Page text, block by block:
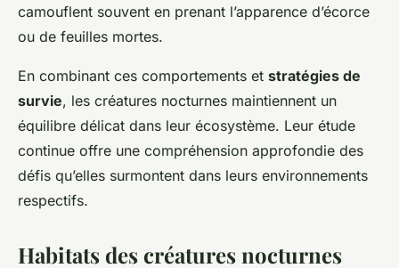
camouflent souvent en prenant l’apparence d’écorce
ou de feuilles mortes.
En combinant ces comportements et stratégies de
survie, les créatures nocturnes maintiennent un
équilibre délicat dans leur écosystème. Leur étude
continue offre une compréhension approfondie des
défis qu’elles surmontent dans leurs environnements
respectifs.
Habitats des créatures nocturnes